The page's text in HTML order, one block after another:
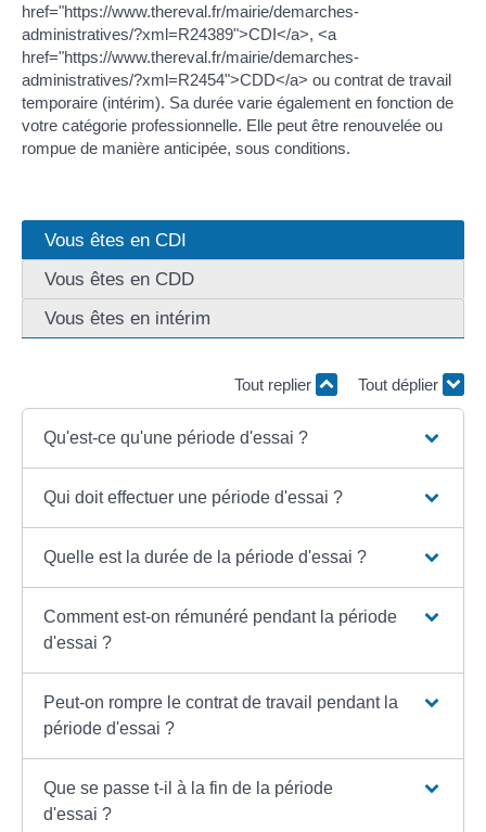
href="https://www.thereval.fr/mairie/demarches-
administratives/?xml=R24389">CDI</a>, <a
href="https://www.thereval.fr/mairie/demarches-
administratives/?xml=R2454">CDD</a> ou contrat de travail
temporaire (intérim). Sa durée varie également en fonction de
votre catégorie professionnelle. Elle peut être renouvelée ou
rompue de manière anticipée, sous conditions.
Vous êtes en CDI
Vous êtes en CDD
Vous êtes en intérim
Tout replier Tout déplier
Qu'est-ce qu'une période d'essai ?
Qui doit effectuer une période d'essai ?
Quelle est la durée de la période d'essai ?
Comment est-on rémunéré pendant la période
d'essai ?
Peut-on rompre le contrat de travail pendant la
période d'essai ?
Que se passe t-il à la fin de la période
d'essai ?